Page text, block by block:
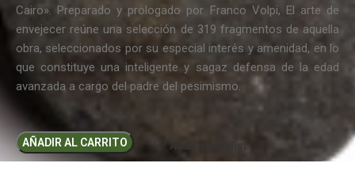
Cairo». Preparado y prologado por Franco Volpi, El arte de
envejecer reúne una selección de 319 fragmentos de aquella
obra, seleccionados por su especial interés y amenidad, en lo
que constituye una inteligente y sagaz defensa de la edad
avanzada a cargo del padre del pesimismo.
AÑADIR AL CARRITO Add to wishlist